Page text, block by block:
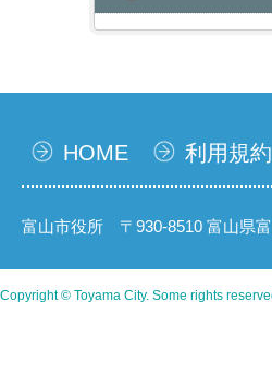
HOME 利用規約
富山市役所 〒930-8510 富山県
Copyright © Toyama City. Some rights